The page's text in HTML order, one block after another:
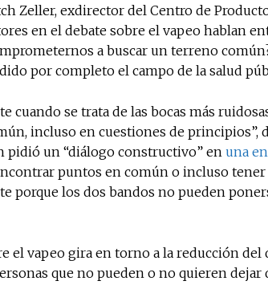
Zeller, exdirector del Centro de
en el debate sobre el vapeo hablan
a buscar un terreno
por completo el campo de la salud
cuando se trata de las bocas más
incluso en cuestiones de principios”,
pidió un “diálogo constructivo” en una
puntos en común o incluso
porque los dos bandos no pueden
el vapeo gira en torno a la reducción
que no pueden o no quieren